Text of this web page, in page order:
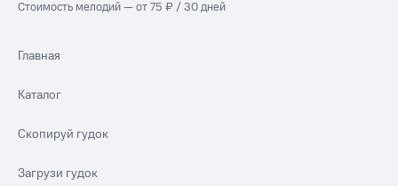
Стоимость мелодий — от 75 ₽ / 30 дней
Главная
Каталог
Скопируй гудок
Загрузи гудок